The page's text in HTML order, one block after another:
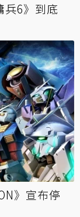
兵6》到底
》宣布停